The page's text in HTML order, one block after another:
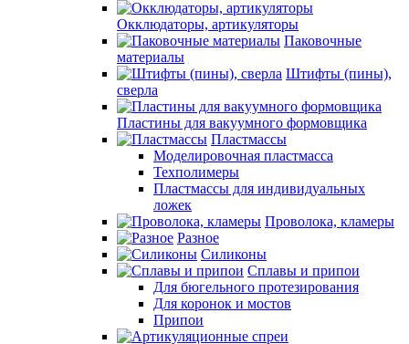
Окклюдаторы, артикуляторы
Паковочные
материалы
Штифты (пины),
сверла
Пластины для вакуумного формовщика
Пластмассы
Моделировочная пластмасса
Техполимеры
Пластмассы для индивидуальных
ложек
Проволока, кламеры
Разное
Силиконы
Сплавы и припои
Для бюгельного протезирования
Для коронок и мостов
Припои